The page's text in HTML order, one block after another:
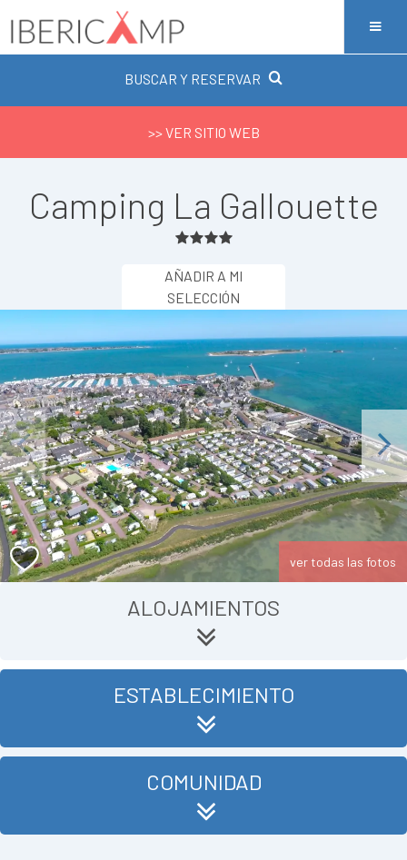
BUSCAR Y RESERVAR
>> VER SITIO WEB
Camping La Gallouette
AÑADIR A MI
SELECCIÓN
Next
ver todas las fotos
ALOJAMIENTOS
ESTABLECIMIENTO
COMUNIDAD